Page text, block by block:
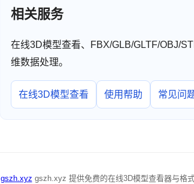
相关服务
在线3D模型查看、FBX/GLB/GLTF/OBJ/
维数据处理。
在线3D模型查看 使用帮助 常见问
gszh.xyz gszh.xyz 提供免费的在线3D模型查看器与格